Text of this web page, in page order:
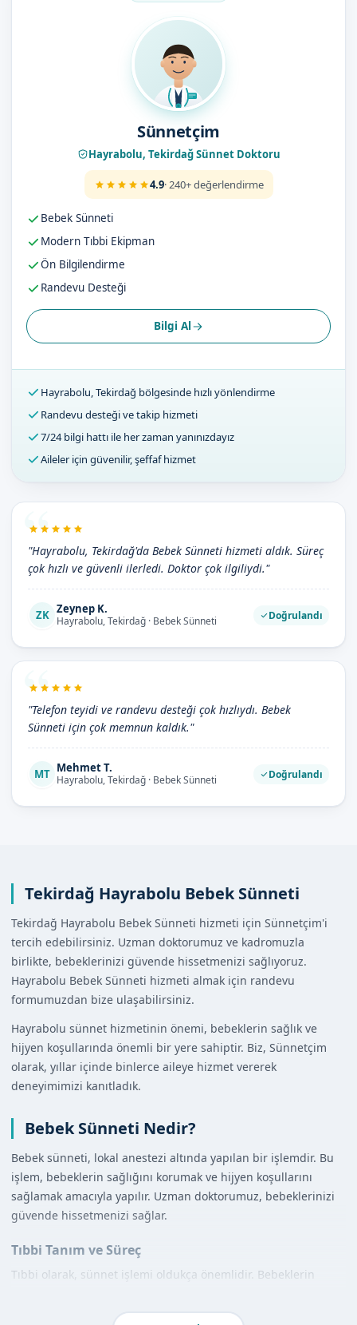
Sünnetçim
Hayrabolu, Tekirdağ Sünnet Doktoru
4.9· 240+ değerlendirme
Bebek Sünneti
Modern Tıbbi Ekipman
Ön Bilgilendirme
Randevu Desteği
Bilgi Al
Hayrabolu, Tekirdağ bölgesinde hızlı yönlendirme
Randevu desteği ve takip hizmeti
7/24 bilgi hattı ile her zaman yanınızdayız
Aileler için güvenilir, şeffaf hizmet
"Hayrabolu, Tekirdağ'da Bebek Sünneti hizmeti aldık. Süreç
çok hızlı ve güvenli ilerledi. Doktor çok ilgiliydi."
ZK Zeynep K.
Hayrabolu, Tekirdağ · Bebek Sünneti Doğrulandı
"Telefon teyidi ve randevu desteği çok hızlıydı. Bebek
Sünneti için çok memnun kaldık."
MT Mehmet T.
Hayrabolu, Tekirdağ · Bebek Sünneti Doğrulandı
Tekirdağ Hayrabolu Bebek Sünneti
Tekirdağ Hayrabolu Bebek Sünneti hizmeti için Sünnetçim'i
tercih edebilirsiniz. Uzman doktorumuz ve kadromuzla
birlikte, bebeklerinizi güvende hissetmenizi sağlıyoruz.
Hayrabolu Bebek Sünneti hizmeti almak için randevu
formumuzdan bize ulaşabilirsiniz.
Hayrabolu sünnet hizmetinin önemi, bebeklerin sağlık ve
hijyen koşullarında önemli bir yere sahiptir. Biz, Sünnetçim
olarak, yıllar içinde binlerce aileye hizmet vererek
deneyimimizi kanıtladık.
Bebek Sünneti Nedir?
Bebek sünneti, lokal anestezi altında yapılan bir işlemdir. Bu
işlem, bebeklerin sağlığını korumak ve hijyen koşullarını
sağlamak amacıyla yapılır. Uzman doktorumuz, bebeklerinizi
güvende hissetmenizi sağlar.
Tıbbi Tanım ve Süreç
Tıbbi olarak, sünnet işlemi oldukça önemlidir. Bebeklerin
yapılan bu işlem, uzman doktorlarımız tarafından titizlikle